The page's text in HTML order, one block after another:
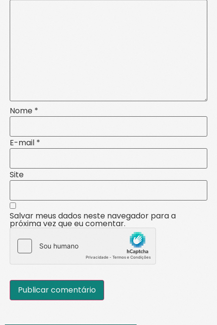
Nome *
E-mail *
Site
Salvar meus dados neste navegador para a
próxima vez que eu comentar.